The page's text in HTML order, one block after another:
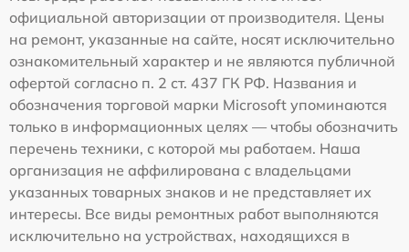
официальной авторизации от производителя. Цены
на ремонт, указанные на сайте, носят исключительно
ознакомительный характер и не являются публичной
офертой согласно п. 2 ст. 437 ГК РФ. Названия и
обозначения торговой марки Microsoft упоминаются
только в информационных целях — чтобы обозначить
перечень техники, с которой мы работаем. Наша
организация не аффилирована с владельцами
указанных товарных знаков и не представляет их
интересы. Все виды ремонтных работ выполняются
исключительно на устройствах, находящихся в